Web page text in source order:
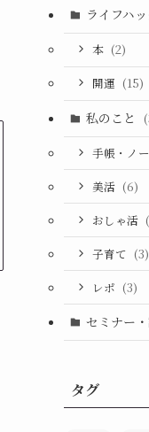
ライフハ
本 (2)
開運 (15)
私のこと
手帳・ノ
美活 (6)
おしゃ活
子育て (3)
レポ (3)
セミナー
タグ